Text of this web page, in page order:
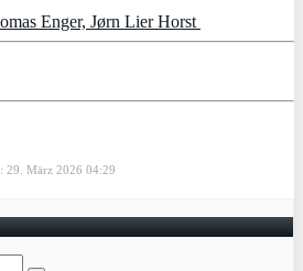
Enger, Jørn Lier Horst
29. März 2026 04:29